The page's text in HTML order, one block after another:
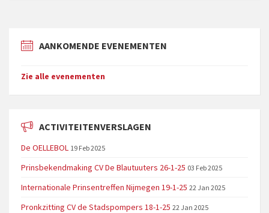
AANKOMENDE EVENEMENTEN
Zie alle evenementen
ACTIVITEITENVERSLAGEN
De OELLEBOL 19 Feb 2025
Prinsbekendmaking CV De Blautuuters 26-1-25 03 Feb 2025
Internationale Prinsentreffen Nijmegen 19-1-25 22 Jan 2025
Pronkzitting CV de Stadspompers 18-1-25 22 Jan 2025